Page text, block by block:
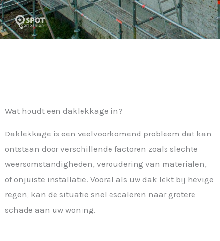
Wat houdt een daklekkage in?
Daklekkage is een veelvoorkomend probleem dat kan
ontstaan door verschillende factoren zoals slechte
weersomstandigheden, veroudering van materialen,
of onjuiste installatie. Vooral als uw dak lekt bij hevige
regen, kan de situatie snel escaleren naar grotere
schade aan uw woning.